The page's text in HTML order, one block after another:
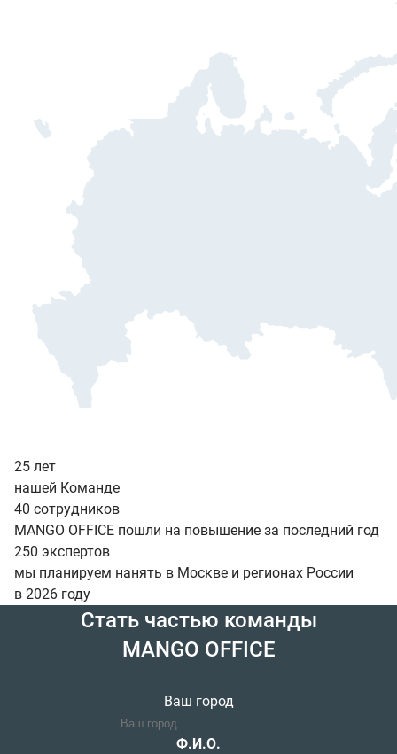
25 лет
нашей Команде
40 сотрудников
MANGO OFFICE пошли на повышение за последний год
250 экспертов
мы планируем нанять в Москве и регионах России
в 2026 году
Стать частью команды
MANGO OFFICE
Ваш город
Ф.И.О.